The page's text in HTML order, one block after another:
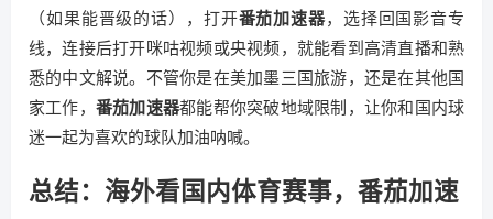
（如果能晋级的话），打开番茄加速器，选择回国影音专
线，连接后打开咪咕视频或央视频，就能看到高清直播和熟
悉的中文解说。不管你是在美加墨三国旅游，还是在其他国
家工作， 番茄加速器都能帮你突破地域限制，让你和国内球
迷一起为喜欢的球队加油呐喊。
总结：海外看国内体育赛事，番茄加速